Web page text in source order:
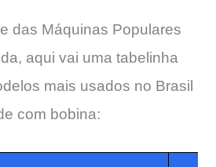
das Máquinas Populares
aqui vai uma tabelinha
mais usados no Brasil
com bobina: